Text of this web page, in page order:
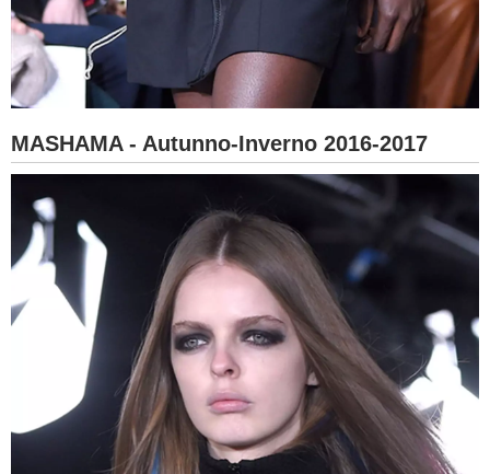
MASHAMA - Autunno-Inverno 2016-2017